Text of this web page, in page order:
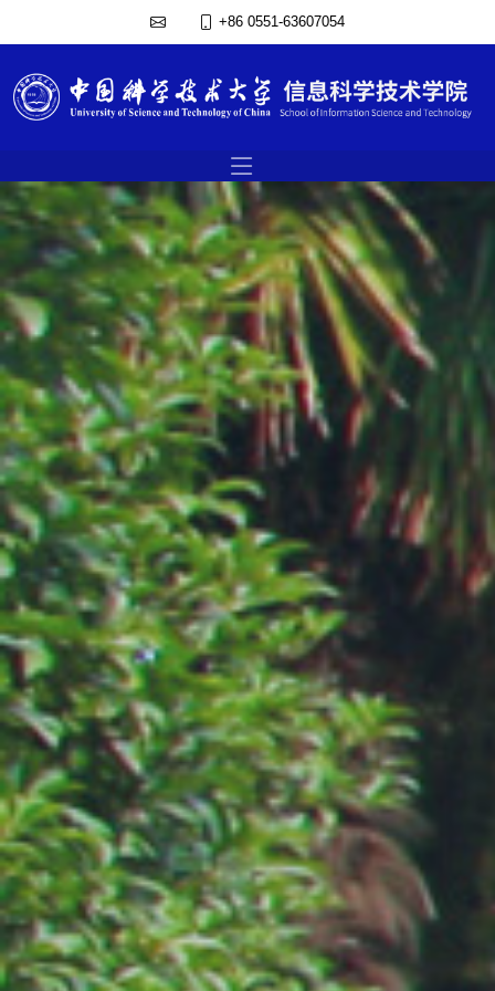
+86 0551-63607054